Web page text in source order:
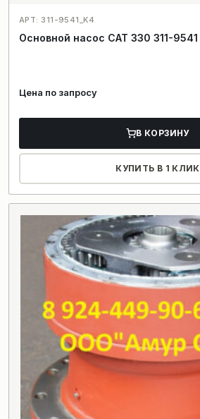
АРТ: 311-9541_K4
Основной насос CAT 330 311-9541
Цена по запросу
В КОРЗИНУ
КУПИТЬ В 1 КЛИК